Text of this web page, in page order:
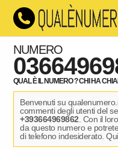
NUMERO
QUAL È IL NUMERO ? CHI HA
Benvenuti su
commenti degli utenti del
+393664969862 . Con il
da questo numero e
di telefono indesiderato.